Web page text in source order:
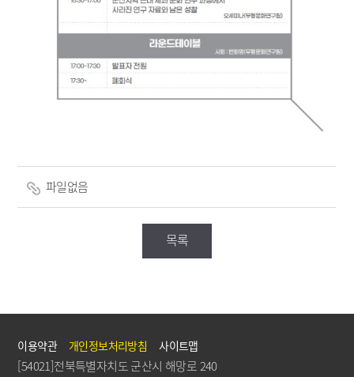
파일없음
목록
이용약관 개인정보처리방침 사이트맵
[54021]전북특별자치도 군산시 해망로 240